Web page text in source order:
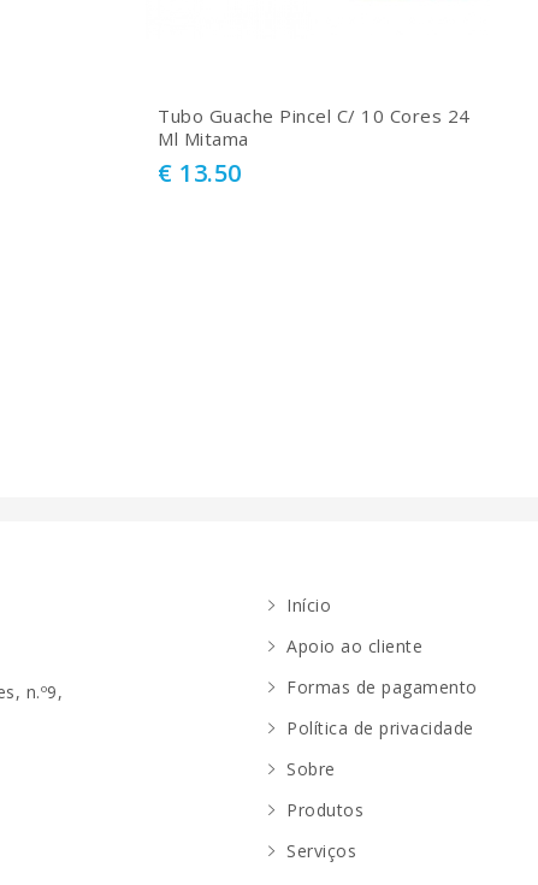
Tubo Guache Pincel C/ 10 Cores 24
Ml Mitama
€ 13.50
n.º9,
Início
Apoio ao cliente
Formas de pagamento
Política de privacidade
Sobre
Produtos
Serviços